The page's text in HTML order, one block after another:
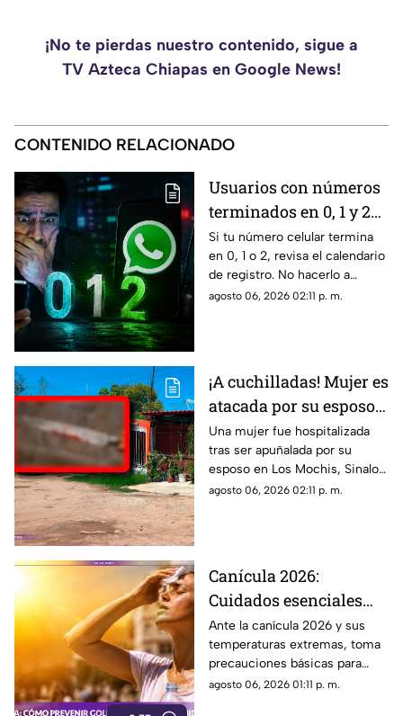
¡No te pierdas nuestro contenido, sigue a
TV Azteca Chiapas en Google News!
CONTENIDO RELACIONADO
Usuarios con números
terminados en 0, 1 y 2
podrían quedarse sin
línea este mes; conoce
cómo evitarlo
Si tu número celular termina
en 0, 1 o 2, revisa el calendario
de registro. No hacerlo a
tiempo podría provocar la
agosto 06, 2026 02:11 p. m.
¡A cuchilladas! Mujer es
atacada por su esposo
en Sinaloa; esto pasó
Una mujer fue hospitalizada
tras ser apuñalada por su
esposo en Los Mochis, Sinaloa.
La Fiscalía investiga el caso
agosto 06, 2026 02:11 p. m.
Canícula 2026:
Cuidados esenciales
para proteger tu salud
del intenso calor
Ante la canícula 2026 y sus
temperaturas extremas, toma
precauciones básicas para
evitar deshidratación, golpes
agosto 06, 2026 01:11 p. m.